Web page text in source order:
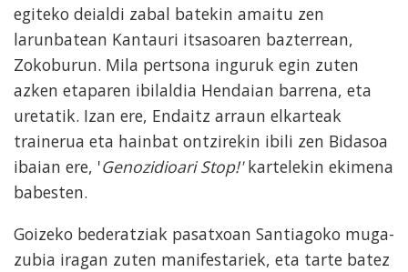
egiteko deialdi zabal batekin amaitu zen
larunbatean Kantauri itsasoaren bazterrean,
Zokoburun. Mila pertsona inguruk egin zuten
azken etaparen ibilaldia Hendaian barrena, eta
uretatik. Izan ere, Endaitz arraun elkarteak
trainerua eta hainbat ontzirekin ibili zen Bidasoa
ibaian ere, 'Genozidioari Stop!'kartelekin ekimena
babesten.
Goizeko bederatziak pasatxoan Santiagoko muga-
zubia iragan zuten manifestariek, eta tarte batez